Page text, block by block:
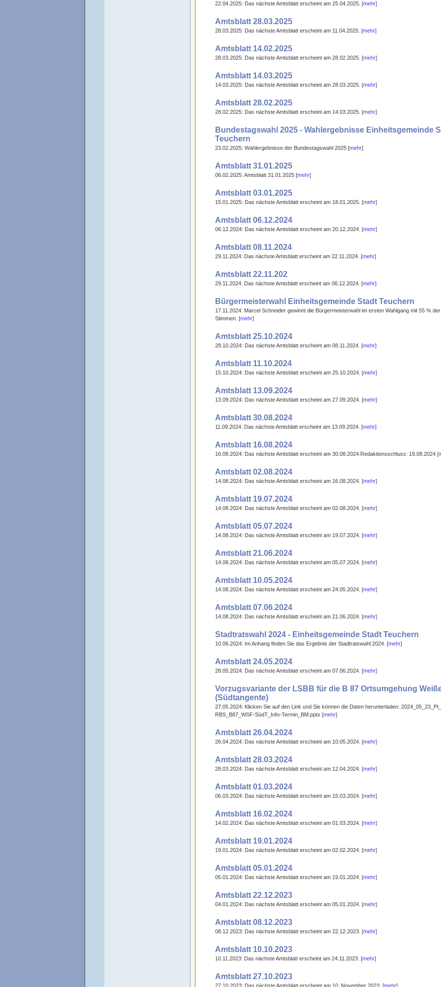
22.04.2025: Das nächste Amtsblatt erscheint am 25.04.2025. [mehr]
Amtsblatt 28.03.2025
28.03.2025: Das nächste Amtsblatt erscheint am 11.04.2025. [mehr]
Amtsblatt 14.02.2025
28.03.2025: Das nächste Amtsblatt erscheint am 28.02.2025. [mehr]
Amtsblatt 14.03.2025
14.03.2025: Das nächste Amtsblatt erscheint am 28.03.2025. [mehr]
Amtsblatt 28.02.2025
28.02.2025: Das nächste Amtsblatt erscheint am 14.03.2025. [mehr]
Bundestagswahl 2025 - Wahlergebnisse Einheitsgemeinde
Teuchern
23.02.2025: Wahlergebnisse der Bundestagswahl 2025 [mehr]
Amtsblatt 31.01.2025
06.02.2025: Amtsblatt 31.01.2025 [mehr]
Amtsblatt 03.01.2025
15.01.2025: Das nächste Amtsblatt erscheint am 18.01.2025. [mehr]
Amtsblatt 06.12.2024
06.12.2024: Das nächste Amtsblatt erscheint am 20.12.2024. [mehr]
Amtsblatt 08.11.2024
29.11.2024: Das nächste Amtsblatt erscheint am 22.11.2024. [mehr]
Amtsblatt 22.11.202
29.11.2024: Das nächste Amtsblatt erscheint am 06.12.2024. [mehr]
Bürgermeisterwahl Einheitsgemeinde Stadt Teuchern
17.11.2024: Marcel Schneider gewinnt die Bürgermeisterwahl im ersten Wahlgang mit 55 % der
Stimmen. [mehr]
Amtsblatt 25.10.2024
28.10.2024: Das nächste Amtsblatt erscheint am 08.11.2024. [mehr]
Amtsblatt 11.10.2024
15.10.2024: Das nächste Amtsblatt erscheint am 25.10.2024. [mehr]
Amtsblatt 13.09.2024
13.09.2024: Das nächste Amtsblatt erscheint am 27.09.2024. [mehr]
Amtsblatt 30.08.2024
11.09.2024: Das nächste Amtsblatt erscheint am 13.09.2024. [mehr]
Amtsblatt 16.08.2024
16.08.2024: Das nächste Amtsblatt erscheint am 30.08.2024.Redaktionsschluss: 19.08.2024 [
Amtsblatt 02.08.2024
14.08.2024: Das nächste Amtsblatt erscheint am 16.08.2024. [mehr]
Amtsblatt 19.07.2024
14.08.2024: Das nächste Amtsblatt erscheint am 02.08.2024. [mehr]
Amtsblatt 05.07.2024
14.08.2024: Das nächste Amtsblatt erscheint am 19.07.2024. [mehr]
Amtsblatt 21.06.2024
14.08.2024: Das nächste Amtsblatt erscheint am 05.07.2024. [mehr]
Amtsblatt 10.05.2024
14.08.2024: Das nächste Amtsblatt erscheint am 24.05.2024. [mehr]
Amtsblatt 07.06.2024
14.08.2024: Das nächste Amtsblatt erscheint am 21.06.2024. [mehr]
Stadtratswahl 2024 - Einheitsgemeinde Stadt Teuchern
10.06.2024: Im Anhang finden Sie das Ergebnis der Stadtratswahl 2024. [mehr]
Amtsblatt 24.05.2024
28.05.2024: Das nächste Amtsblatt erscheint am 07.06.2024. [mehr]
Vorzugsvariante der LSBB für die B 87 Ortsumgehung
(Südtangente)
27.05.2024: Klicken Sie auf den Link und Sie können die Daten herunterladen:
RBS_B87_WSF-SüdT_Info-Termin_BM.pptx [mehr]
Amtsblatt 26.04.2024
26.04.2024: Das nächste Amtsblatt erscheint am 10.05.2024. [mehr]
Amtsblatt 28.03.2024
28.03.2024: Das nächste Amtsblatt erscheint am 12.04.2024. [mehr]
Amtsblatt 01.03.2024
06.03.2024: Das nächste Amtsblatt erscheint am 15.03.2024. [mehr]
Amtsblatt 16.02.2024
14.02.2024: Das nächste Amtsblatt erscheint am 01.03.2024. [mehr]
Amtsblatt 19.01.2024
19.01.2024: Das nächste Amtsblatt erscheint am 02.02.2024. [mehr]
Amtsblatt 05.01.2024
05.01.2024: Das nächste Amtsblatt erscheint am 19.01.2024. [mehr]
Amtsblatt 22.12.2023
04.01.2024: Das nächste Amtsblatt erscheint am 05.01.2024. [mehr]
Amtsblatt 08.12.2023
08.12.2023: Das nächste Amtsblatt erscheint am 22.12.2023. [mehr]
Amtsblatt 10.10.2023
10.11.2023: Das nächste Amtsblatt erscheint am 24.11.2023. [mehr]
Amtsblatt 27.10.2023
27.10.2023: Das nächste Amtsblatt erscheint am 10. November 2023. [mehr]